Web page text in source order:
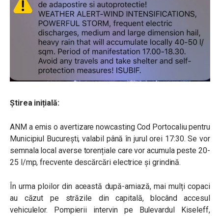
Știrea inițială:
ANM a emis o avertizare nowcasting Cod Portocaliu pentru
Municipiul București, valabil până în jurul orei 17:30. Se vor
semnala local averse torențiale care vor acumula peste 20-
25 l/mp, frecvente descărcări electrice și grindină.
În urma ploilor din această după-amiază, mai mulți copaci
au căzut pe străzile din capitală, blocând accesul
vehiculelor. Pompierii intervin pe Bulevardul Kiseleff,